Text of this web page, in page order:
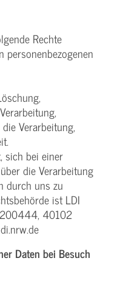
Rechte
personenbezogenen
Verarbeitung,
sich bei einer
die Verarbeitung
durch uns zu
ist LDI
200444, 40102
Daten bei Besuch